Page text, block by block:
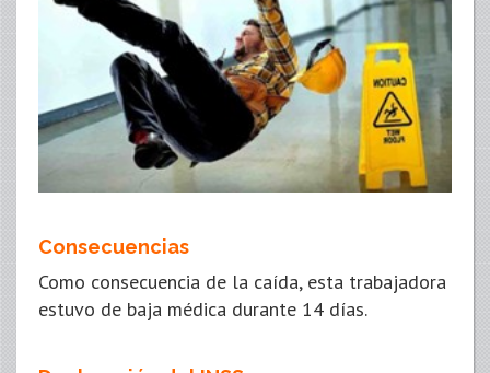
Consecuencias
Como consecuencia de la caída, esta trabajadora
estuvo de baja médica durante 14 días.